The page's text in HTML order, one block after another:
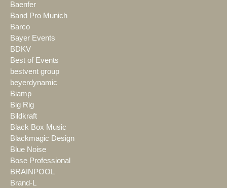
Baenfer
Band Pro Munich
Barco
Bayer Events
BDKV
Best of Events
bestvent group
beyerdynamic
Biamp
Big Rig
Bildkraft
Black Box Music
Blackmagic Design
Blue Noise
Bose Professional
BRAINPOOL
Brand-L